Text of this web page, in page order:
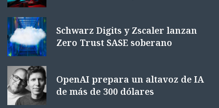
Schwarz Digits y Zscaler lanzan
Zero Trust SASE soberano
OpenAI prepara un altavoz de IA
de más de 300 dólares